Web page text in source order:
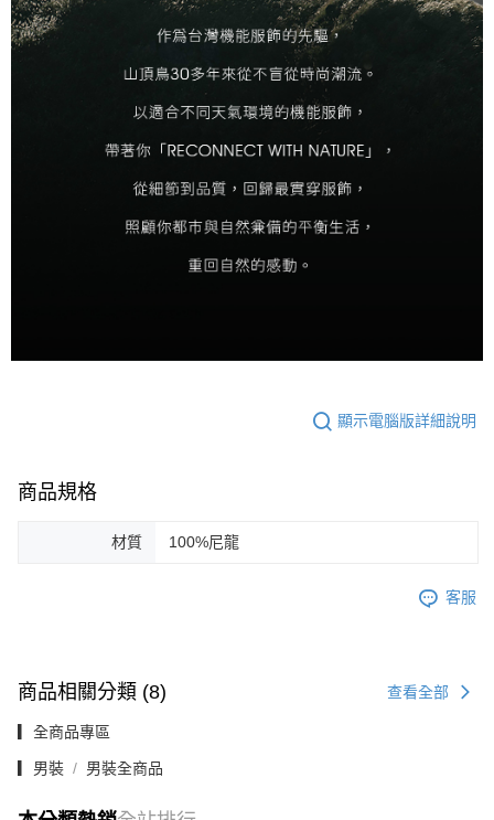
顯示電腦版詳細說明
商品規格
材質 100%尼龍
客服
商品相關分類 (8) 查看全部
▎全商品專區
▎男裝 男裝全商品